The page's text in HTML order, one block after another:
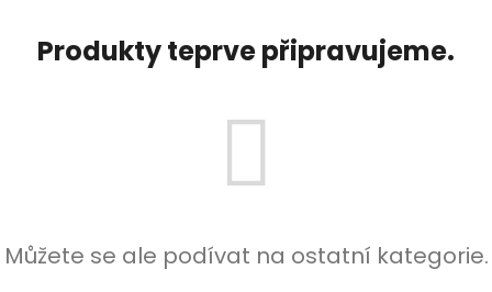
Produkty teprve připravujeme.
Můžete se ale podívat na ostatní kategorie.